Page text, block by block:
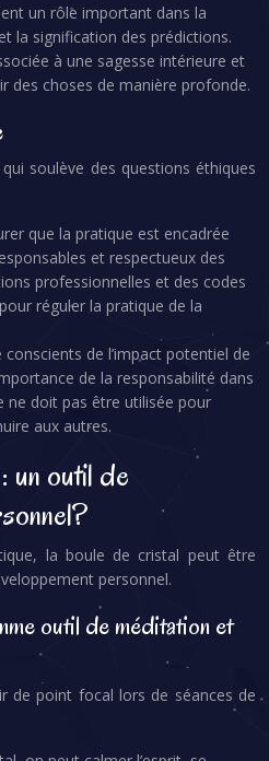
un rôle important dans la
la signification des prédictions.
à une sagesse intérieure et
des choses de manière profonde.
soulève des questions éthiques
que la pratique est encadrée
et respectueux des
professionnelles et des codes
réguler la pratique de la
de l’impact potentiel de
de la responsabilité dans
ne doit pas être utilisée pour
aux autres.
un outil de
la boule de cristal peut être
personnel.
outil de méditation et
de point focal lors de séances de